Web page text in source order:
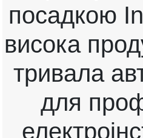
посадкою
висока
тривала
для